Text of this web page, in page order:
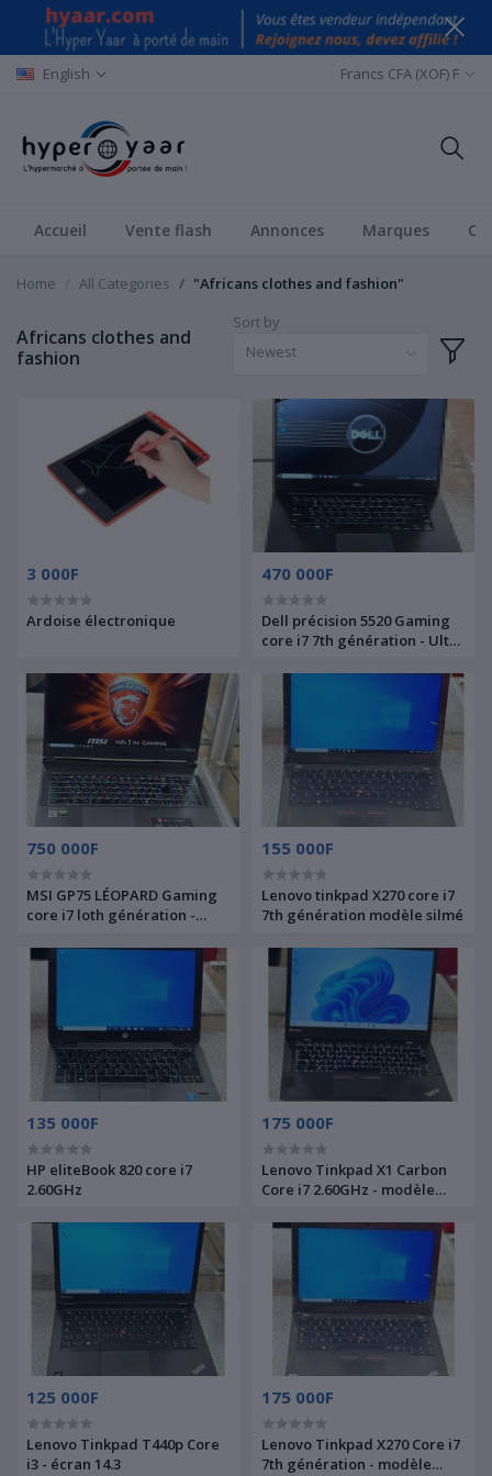
English Francs CFA (XOF) F
Accueil Vente flash Annonces Marques
Home All Categories "Africans clothes and fashion"
Africans clothes and
fashion
Sort by
Newest
3 000F
Ardoise électronique
470 000F
Dell précision 5520 Gaming
core i7 7th génération - Ultra
750 000F
MSI GP75 LÉOPARD Gaming
core i7 loth génération -
2.60GHz
155 000F
Lenovo tinkpad X270 core i7
7th génération modèle silmé
135 000F
HP eliteBook 820 core i7
2.60GHz
175 000F
Lenovo Tinkpad X1 Carbon
Core i7 2.60GHz - modèle
125 000F
Lenovo Tinkpad T440p Core
i3 - écran 14.3
175 000F
Lenovo Tinkpad X270 Core i7
7th génération - modèle